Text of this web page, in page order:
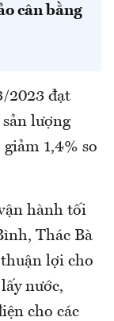
cân bằng
2023 đạt
sản lượng
1,4% so
hành tối
Thác Bà
thuận lợi cho
nước,
cho các